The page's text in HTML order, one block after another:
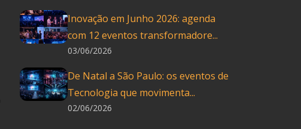
Inovação em Junho 2026: agenda
com 12 eventos transformadore...
03/06/2026
De Natal a São Paulo: os eventos de
Tecnologia que movimenta...
02/06/2026